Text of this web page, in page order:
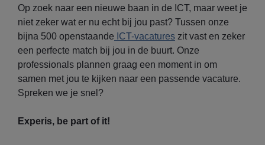
Op zoek naar een nieuwe baan in de ICT, maar weet je
niet zeker wat er nu echt bij jou past? Tussen onze
bijna 500 openstaande ICT-vacatures zit vast en zeker
een perfecte match bij jou in de buurt. Onze
professionals plannen graag een moment in om
samen met jou te kijken naar een passende vacature.
Spreken we je snel?
Experis, be part of it!